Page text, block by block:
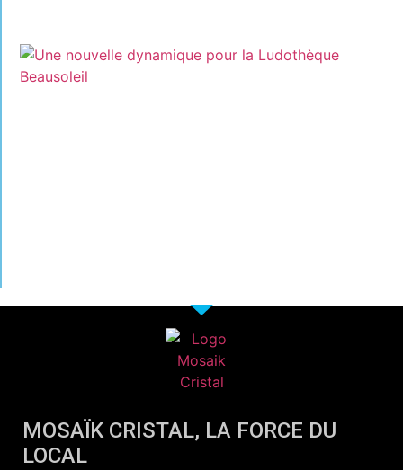
MOSAÏK CRISTAL, LA FORCE DU
LOCAL